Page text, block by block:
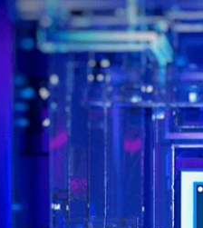
Core i เป็น Intel Core
i Series เป็นชื่อใหม่ที่ชื่อว่า Intel
Lake ในปลายปีนี้